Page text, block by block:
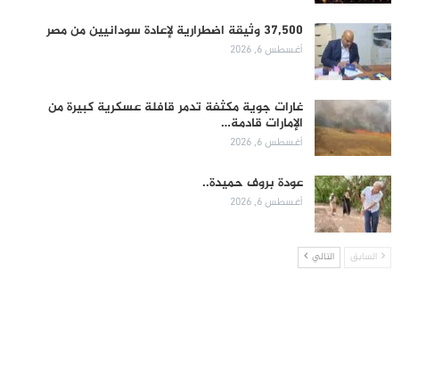
37,500 وثيقة اضطرارية لإعادة سودانيين من مصر
أغسطس 6, 2026
غارات جوية مكثفة تدمر قافلة عسكرية كبيرة من
الإمارات قادمة…
أغسطس 6, 2026
عودة بروف حميدة..
أغسطس 6, 2026
السابق التالي